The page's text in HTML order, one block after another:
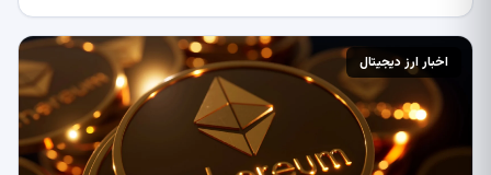
اخبار ارز دیجیتال